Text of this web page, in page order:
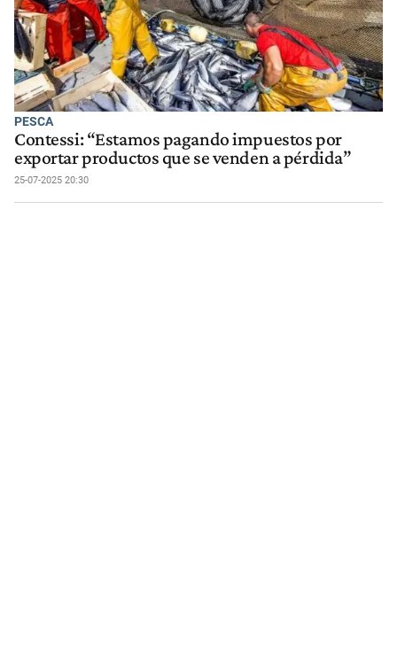
PESCA
Contessi: “Estamos pagando impuestos por
exportar productos que se venden a pérdida”
25-07-2025 20:30